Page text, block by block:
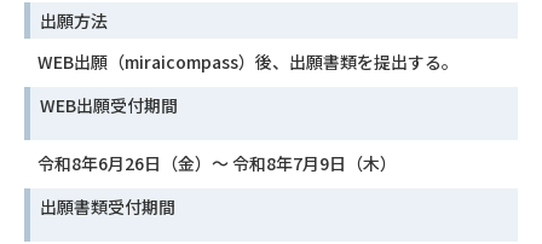
出願方法
WEB出願（miraicompass）後、出願書類を提出する。
WEB出願受付期間
令和8年6月26日（金）〜 令和8年7月9日（木）
出願書類受付期間